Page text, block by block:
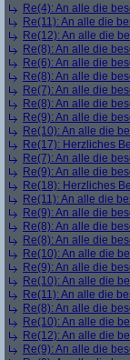
Re(4): An alle die
Re(11): An alle die
Re(12): An alle die
Re(8): An alle die
Re(6): An alle die
Re(8): An alle die
Re(7): An alle die
Re(8): An alle die
Re(9): An alle die
Re(10): An alle die
Re(17): Herzliches
Re(7): An alle die
Re(9): An alle die
Re(18): Herzliches
Re(11): An alle die
Re(9): An alle die
Re(8): An alle die
Re(8): An alle die
Re(10): An alle die
Re(9): An alle die
Re(10): An alle die
Re(11): An alle die
Re(8): An alle die
Re(10): An alle die
Re(12): An alle die
Re(9): An alle die